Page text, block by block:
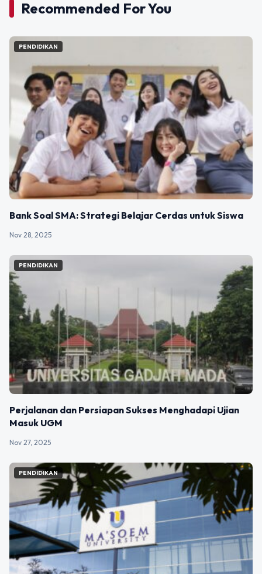
Recommended For You
PENDIDIKAN
Bank Soal SMA: Strategi Belajar Cerdas untuk Siswa
Nov 28, 2025
PENDIDIKAN
Perjalanan dan Persiapan Sukses Menghadapi Ujian
Masuk UGM
Nov 27, 2025
PENDIDIKAN